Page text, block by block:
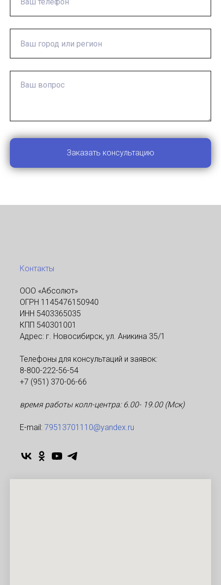
Заказать консультацию
Контакты
ООО «Абсолют»
ОГРН 1145476150940
ИНН 5403365035
КПП 540301001
Адрес: г. Новосибирск, ул. Аникина 35/1
Телефоны для консультаций и заявок:
8-800-222-56-54
+7 (951) 370-06-66
время работы колл-центра: 6.00- 19.00 (Мск)
Е-mаil: 79513701110@yandex.ru